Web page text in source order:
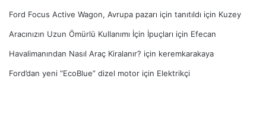
Ford Focus Active Wagon, Avrupa pazarı için tanıtıldı için Kuzey
Aracınızın Uzun Ömürlü Kullanımı İçin İpuçları için Efecan
Havalimanından Nasıl Araç Kiralanır? için keremkarakaya
Ford’dan yeni “EcoBlue” dizel motor için Elektrikçi